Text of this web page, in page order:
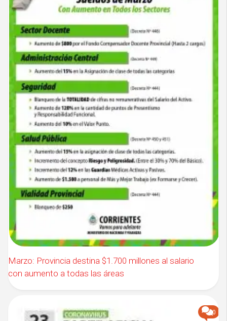
Marzo: Provincia destina $1.700 millones al salario
con aumento a todas las áreas
0